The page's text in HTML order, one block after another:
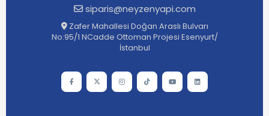
siparis@neyzenyapi.com
Zafer Mahallesi Doğan Araslı Bulvarı
No:95/1 NCadde Ottoman Projesi Esenyurt/
İstanbul